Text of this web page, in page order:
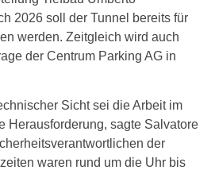
2026 soll der Tunnel bereits für
werden. Zeitgleich wird auch
der Centrum Parking AG in
Sicht sei die Arbeit im
Herausforderung, sagte Salvatore
der
waren rund um die Uhr bis